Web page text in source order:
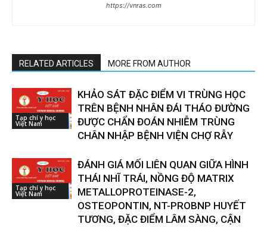
https://vnras.com
RELATED ARTICLES MORE FROM AUTHOR
Tạp chí y học
Việt Nam
KHẢO SÁT ĐẶC ĐIỂM VI TRÙNG HỌC
TRÊN BỆNH NHÂN ĐÁI THÁO ĐƯỜNG
ĐƯỢC CHẨN ĐOÁN NHIỄM TRÙNG
CHÂN NHẬP BỆNH VIỆN CHỢ RẪY
Tạp chí y học
Việt Nam
ĐÁNH GIÁ MỐI LIÊN QUAN GIỮA HÌNH
THÁI NHĨ TRÁI, NỒNG ĐỘ MATRIX
METALLOPROTEINASE-2,
OSTEOPONTIN, NT-PROBNP HUYẾT
TƯƠNG, ĐẶC ĐIỂM LÂM SÀNG, CẬN